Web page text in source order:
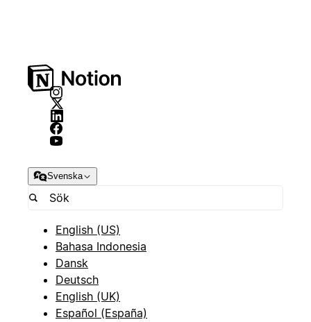
Svenska
English (US)
Bahasa Indonesia
Dansk
Deutsch
English (UK)
Español (España)